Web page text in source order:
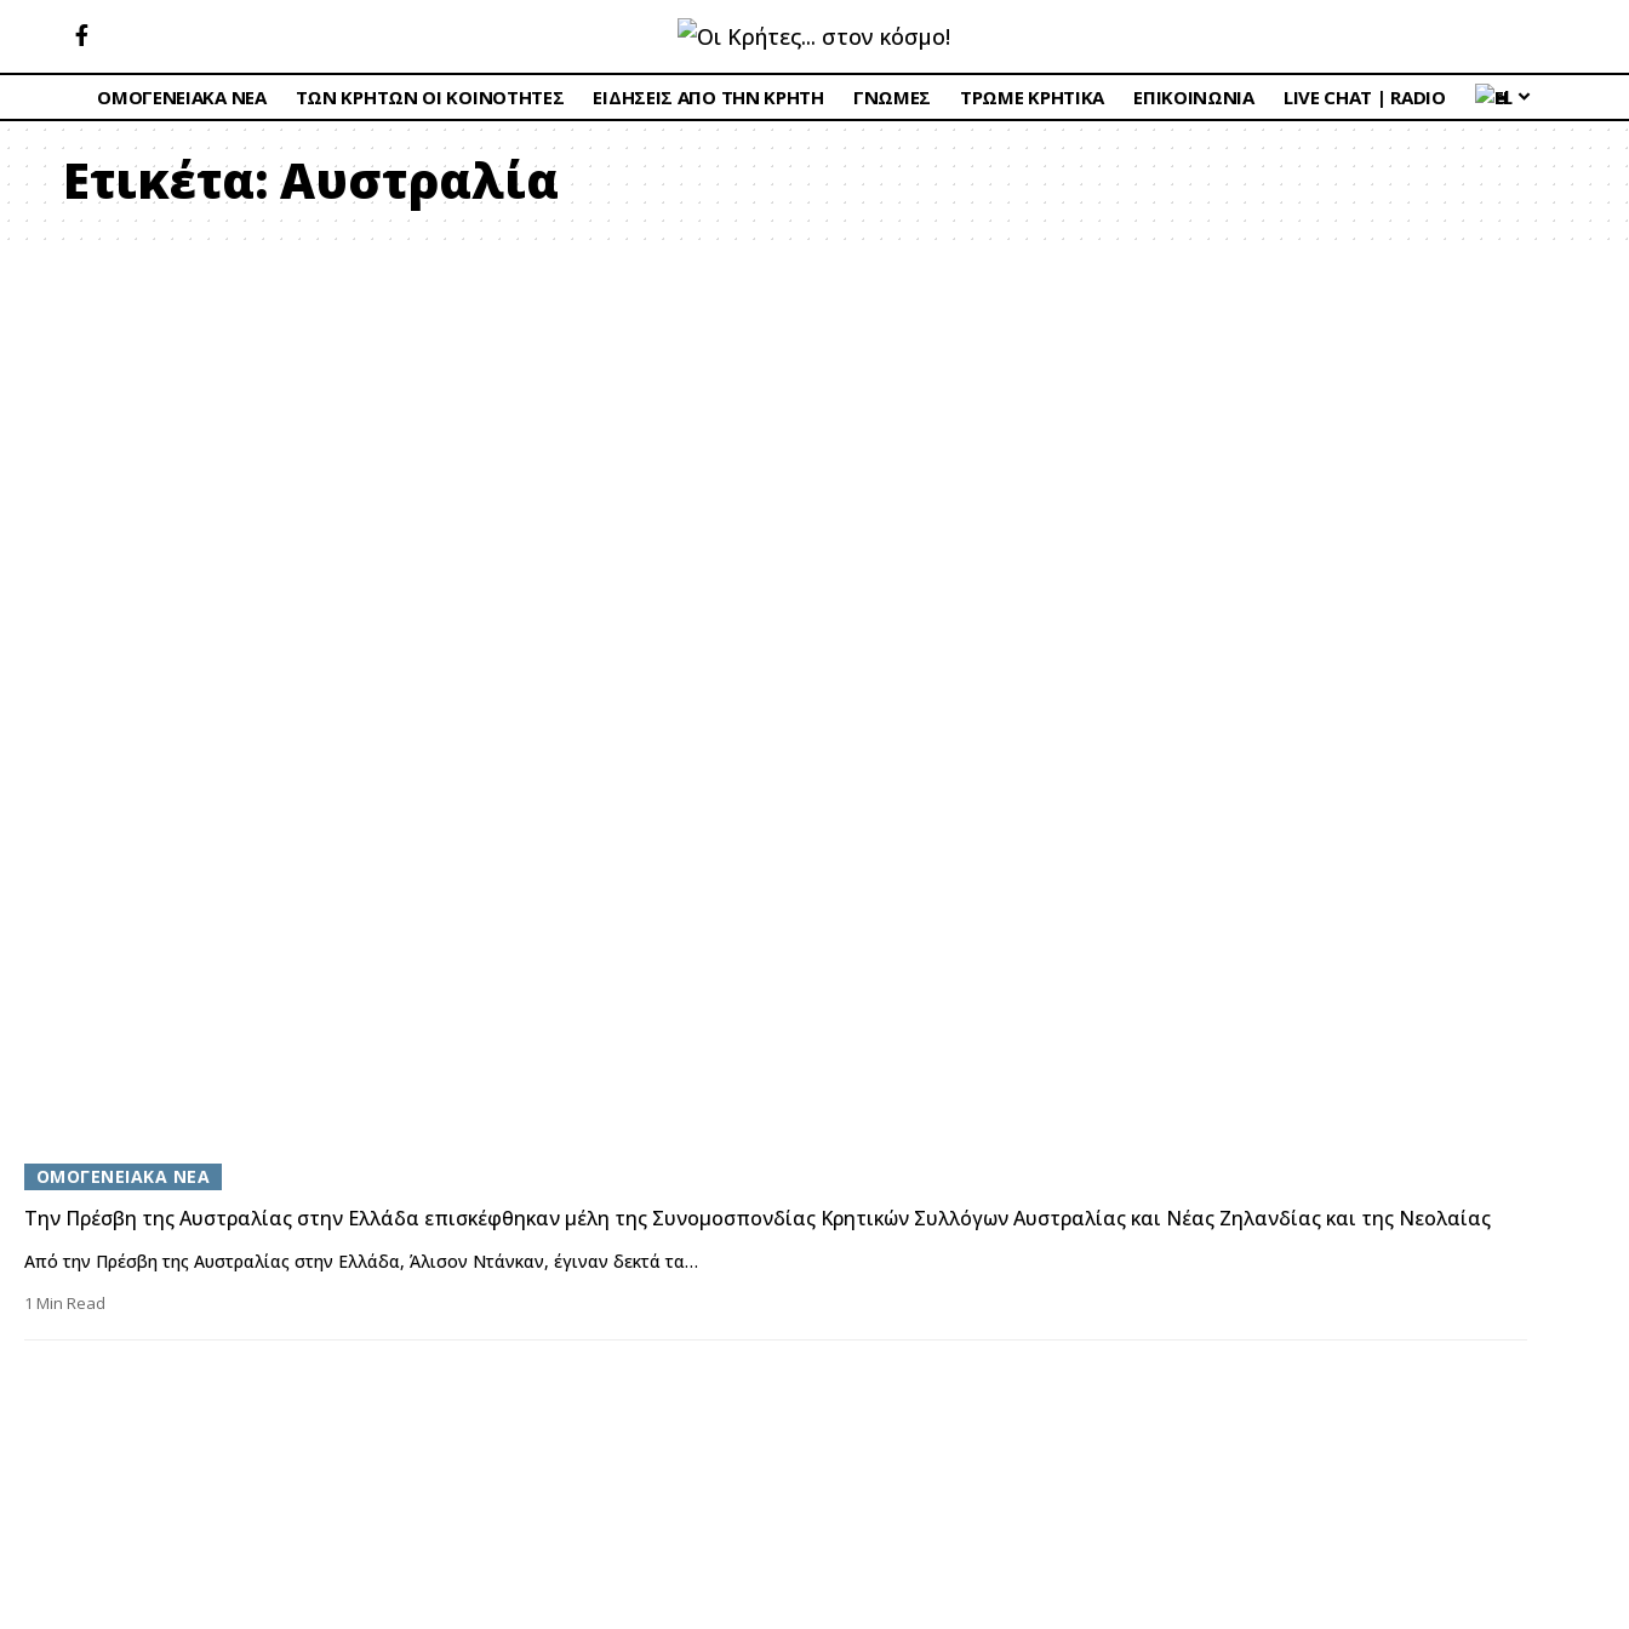
ΟΜΟΓΕΝΕΙΑΚΑ ΝΕΑ ΤΩΝ ΚΡΗΤΩΝ ΟΙ ΚΟΙΝΟΤΗΤΕΣ ΕΙΔΗΣΕΙΣ ΑΠΟ ΤΗΝ ΚΡΗΤΗ ΓΝΩΜΕΣ ΤΡΩΜΕ ΚΡΗΤΙΚΑ ΕΠΙΚΟΙΝΩΝΙΑ LIVE CHAT | RADIO EL
Ετικέτα: Αυστραλία
ΟΜΟΓΕΝΕΙΑΚΑ ΝΕΑ
Την Πρέσβη της Αυστραλίας στην Ελλάδα επισκέφθηκαν μέλη της Συνομοσπονδίας Κρητικών Συλλόγων Αυστραλίας και Νέας Ζηλανδίας και της Νεολαίας
Από την Πρέσβη της Αυστραλίας στην Ελλάδα, Άλισον Ντάνκαν, έγιναν δεκτά τα…
1 Min Read